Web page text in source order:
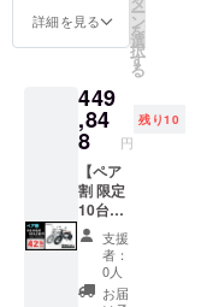
荷時期
が遅れ
る場合
ます。
●原動機
付自転
車販売
証明書
を含む
●適格請
求書発
行事業
者登録
番号：
使用部
材の供
給状
造工程
上の都
合等に
より出
荷時期
が遅れ
る場合
があり
ます。
●原動機
付自転
払う必
要があ
りま
注意く
ださ
い。 ※
組立完
成車の
お届け
はオー
プショ
ンで別
に購入
する必
23,600
円を含
んだ金
す。 ※
離島
（北海
道、沖
縄、離
島在住
の方向
け）の
追加送
料は
CAMPF
円の
40%OF
F ※箱入
ドル
バーと
前輪の
取付け
が必要)
での送
料
23,600
円を含
んだ金
額で
ブル電
源
「EMR
×1台 ●
カ
ラー：
アバン
ブラッ
ク
or サ
ンド
ベー
ジュ
(RHINO
カ
ラー：
アバン
ク
or サ
ンド
ベー
ジュ (サ
ドル色
はブ
ラック
になり
ます。
オープ
詳細を見る ー
ン
を
選
択
す
る
449
,84
8 円
残り10
【ペア
割 限定
10台】
●イープ
ラスミ
ライ
RHINO
支援
者：
0人
お届